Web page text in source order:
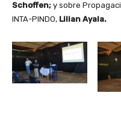
Schoffen; y sobre
INTA-PINDO, Lilian Ayala.